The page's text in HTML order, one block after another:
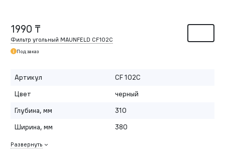
1990 ₸
Фильтр угольный MAUNFELD CF102С
Под заказ
Артикул
CF 102С
Цвет
черный
Глубина, мм
310
Ширина, мм
380
Развернуть